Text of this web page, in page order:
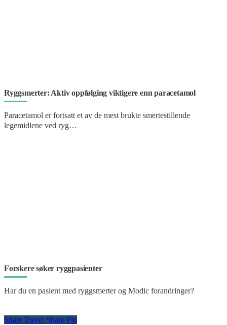
Ryggsmerter: Aktiv oppfølging viktigere enn paracetamol
Paracetamol er fortsatt et av de mest brukte smertestillende
legemidlene ved ryg…
Forskere søker ryggpasienter
Har du en pasient med ryggsmerter og Modic forandringer?
Share Tweet Share Pin